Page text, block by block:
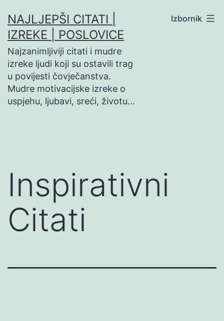
na
sadržaj
NAJLJEPŠI CITATI |
IZREKE | POSLOVICE
Najzanimljiviji citati i mudre
izreke ljudi koji su ostavili trag
u povijesti čovječanstva.
Mudre motivacijske izreke o
uspjehu, ljubavi, sreći, životu…
Izbornik
Inspirativni
Citati